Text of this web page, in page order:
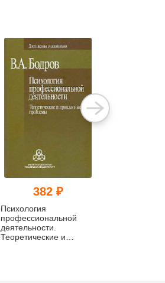
382 ₽
Психология
профессиональной
деятельности.
Теоретические и